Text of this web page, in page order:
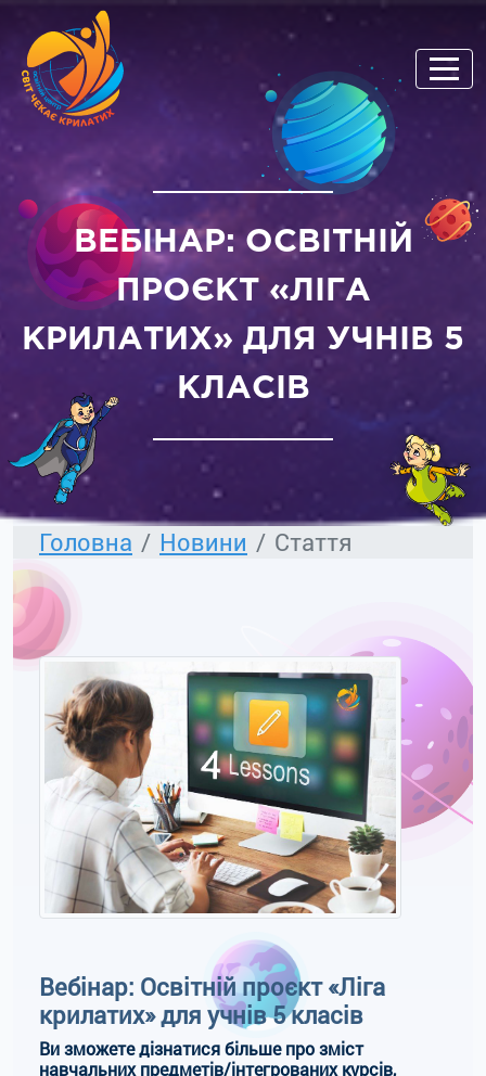
ВЕБІНАР: ОСВІТНІЙ
ПРОЄКТ «ЛІГА
КРИЛАТИХ» ДЛЯ УЧНІВ 5
КЛАСІВ
Головна Новини Стаття
Вебінар: Освітній проєкт «Ліга
крилатих» для учнів 5 класів
Ви зможете дізнатися більше про зміст
навчальних предметів/інтегрованих курсів,